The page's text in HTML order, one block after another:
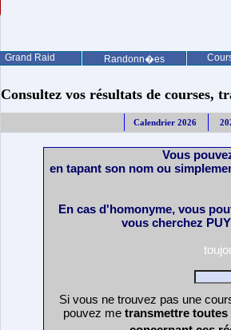
Grand Raid Randonn�es
Consultez vos résultats de courses,
Calendrier 2026
Vous
en tapant son nom ou
En cas d'homonyme, vous
vous cherchez
Si vous ne trouvez pas une
pouvez me transmettre